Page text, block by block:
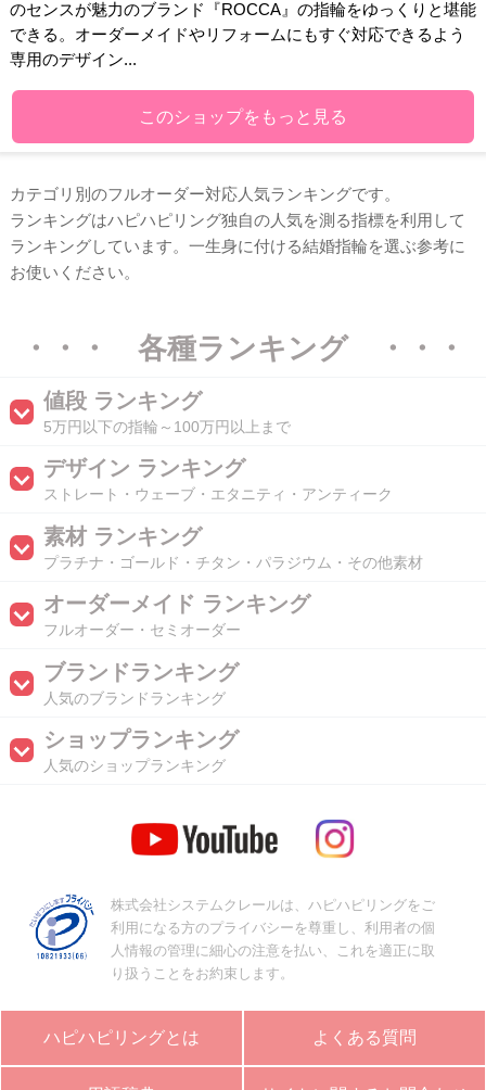
のセンスが魅力のブランド『ROCCA』の指輪をゆっくりと堪能
できる。オーダーメイドやリフォームにもすぐ対応できるよう
専用のデザイン...
このショップをもっと見る
カテゴリ別のフルオーダー対応人気ランキングです。
ランキングはハピハピリング独自の人気を測る指標を利用して
ランキングしています。一生身に付ける結婚指輪を選ぶ参考に
お使いください。
・・・ 各種ランキング ・・・
値段 ランキング
5万円以下の指輪～100万円以上まで
デザイン ランキング
ストレート・ウェーブ・エタニティ・アンティーク
素材 ランキング
プラチナ・ゴールド・チタン・パラジウム・その他素材
オーダーメイド ランキング
フルオーダー・セミオーダー
ブランドランキング
人気のブランドランキング
ショップランキング
人気のショップランキング
株式会社システムクレールは、ハピハピリングをご
利用になる方のプライバシーを尊重し、利用者の個
人情報の管理に細心の注意を払い、これを適正に取
り扱うことをお約束します。
ハピハピリングとは よくある質問